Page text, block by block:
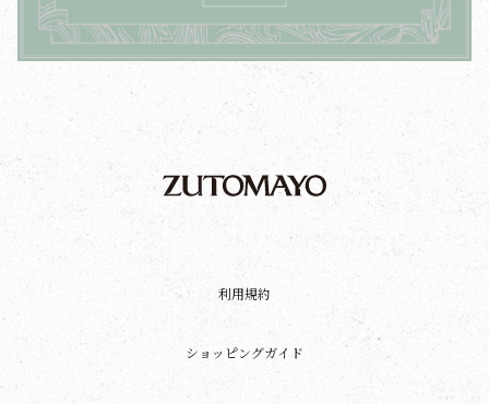
利用規約
ショッピングガイド